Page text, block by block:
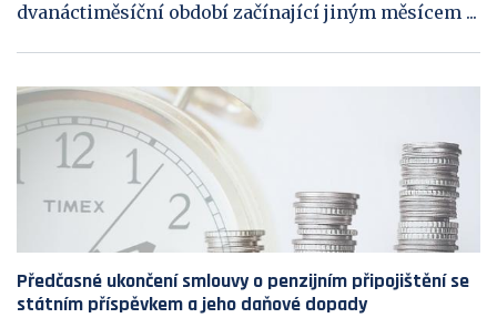
dvanáctiměsíční období začínající jiným měsícem ...
Předčasné ukončení smlouvy o penzijním připojištění se
státním příspěvkem a jeho daňové dopady